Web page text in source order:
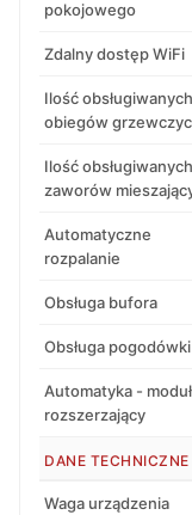
pokojowego
Zdalny dostęp WiFi
Ilość obsługiwanych
obiegów
Ilość obsługiwanych
zaworów
Automatyczne
rozpalanie
Obsługa bufora
Obsługa pogodówki
Automatyka - moduł
rozszerzający
DANE
Waga urządzenia